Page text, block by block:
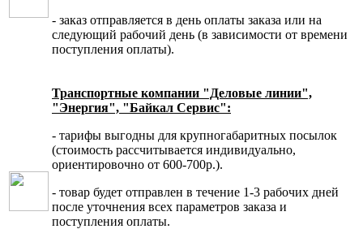
- заказ отправляется в день оплаты заказа или на
следующий рабочий день (в зависимости от времени
поступления оплаты).
Транспортные компании "Деловые линии",
"Энергия", "Байкал Сервис":
- тарифы выгодны для крупногабаритных посылок
(стоимость рассчитывается индивидуально,
ориентировочно от 600-700р.).
- товар будет отправлен в течение 1-3 рабочих дней
после уточнения всех параметров заказа и
поступления оплаты.